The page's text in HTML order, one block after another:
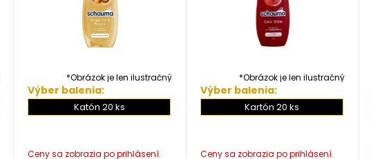
*Obrázok je len ilustračný
Výber balenia:
Katón 20 ks
*Obrázok je len ilustračný
Výber balenia:
Kartón 20 ks